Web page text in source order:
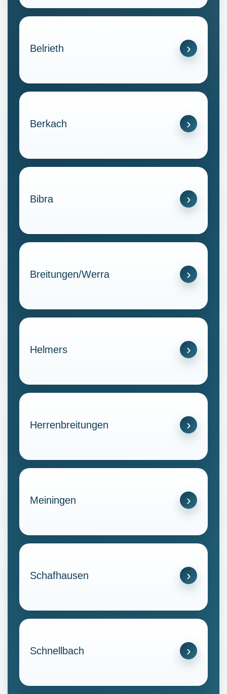
Belrieth
Berkach
Bibra
Breitungen/Werra
Helmers
Herrenbreitungen
Meiningen
Schafhausen
Schnellbach